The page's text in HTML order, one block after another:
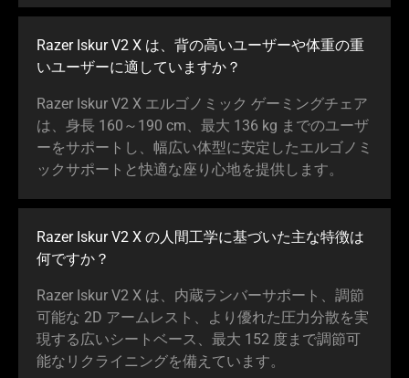
Razer Iskur V2 X は、背の高いユーザーや体重の重
いユーザーに適していま すか ？
Razer Iskur V2 X エルゴノミック ゲーミングチェア
は、身長 160～190 cm、最大 136 kg までのユーザ
ーをサポートし、幅広い体型に安定したエルゴノミ
ックサポートと快適な座り心地を提供し ます。
Razer Iskur V2 X の人間工学に基づいた主な特徴は
何ですか ？
Razer Iskur V2 X は、内蔵ランバーサポート、調節
可能な 2D アームレスト、より優れた圧力分散を実
現する広いシートベース、最大 152 度まで調節可
能なリクライニングを備えてい ます。